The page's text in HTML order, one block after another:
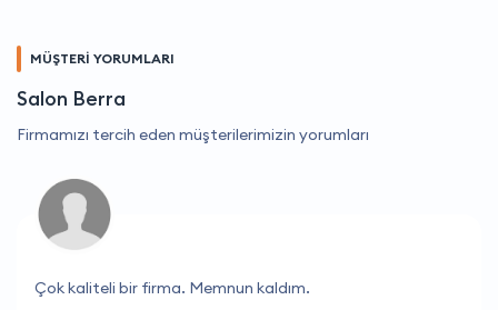
MÜŞTERİ YORUMLARI
Salon Berra
Firmamızı tercih eden müşterilerimizin yorumları
Çok kaliteli bir firma. Memnun kaldım.